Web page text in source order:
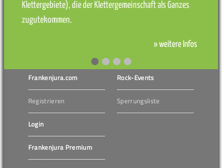
Klettergebiete), die der Klettergemeinschaft als Ganzes
zugutekommen.
» weitere Infos
Frankenjura.com
Registrieren
Login
Frankenjura Premium
Rock-Events
Sperrungsliste